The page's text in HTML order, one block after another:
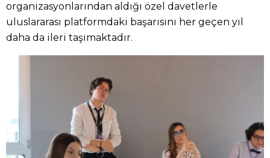
organizasyonlarından aldığı özel davetlerle
uluslararası platformdaki başarısını her geçen yıl
daha da ileri taşımaktadır.